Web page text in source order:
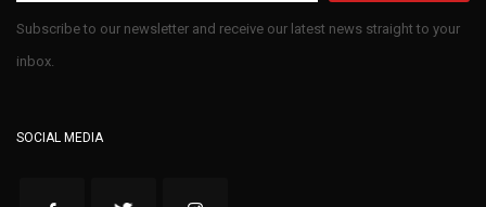
Subscribe to our newsletter and receive our latest news straight to your
inbox.
SOCIAL MEDIA